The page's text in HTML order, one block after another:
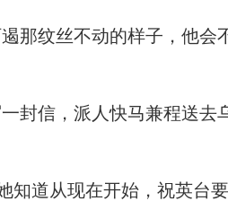
那纹丝不动的样子，他会
封信，派人快马兼程送去
道从现在开始，祝英台